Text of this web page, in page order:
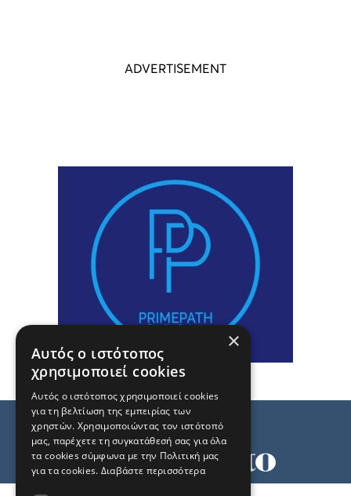
×
Αυτός ο ιστότοπος
χρησιμοποιεί cookies
Αυτός ο ιστότοπος χρησιμοποιεί cookies
για τη βελτίωση της εμπειρίας των
χρηστών. Χρησιμοποιώντας τον ιστότοπό
μας, παρέχετε τη συγκατάθεσή σας για όλα
τα cookies σύμφωνα με την Πολιτική μας
για τα cookies. Διαβάστε περισσότερα